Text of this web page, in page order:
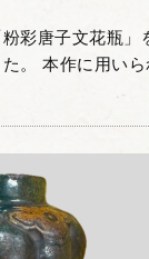
彩唐子文花瓶」
。 本作に用いら
焼成した純白の
...